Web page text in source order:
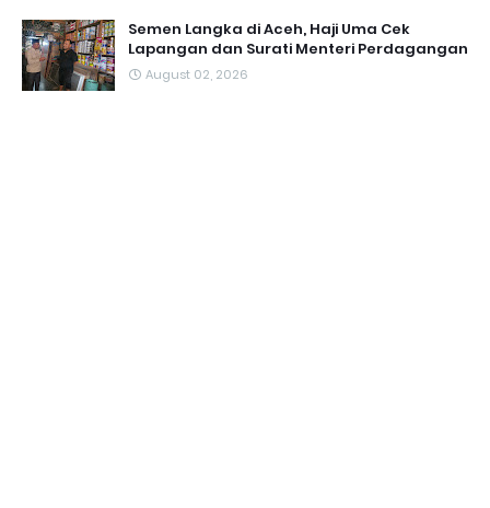
Semen Langka di Aceh, Haji Uma Cek
Lapangan dan Surati Menteri Perdagangan
August 02, 2026